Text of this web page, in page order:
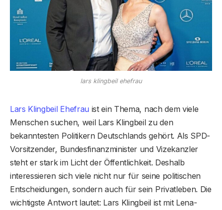
lars klingbeil ehefrau
Lars Klingbeil Ehefrau ist ein Thema, nach dem viele
Menschen suchen, weil Lars Klingbeil zu den
bekanntesten Politikern Deutschlands gehört. Als SPD-
Vorsitzender, Bundesfinanzminister und Vizekanzler
steht er stark im Licht der Öffentlichkeit. Deshalb
interessieren sich viele nicht nur für seine politischen
Entscheidungen, sondern auch für sein Privatleben. Die
wichtigste Antwort lautet: Lars Klingbeil ist mit Lena-